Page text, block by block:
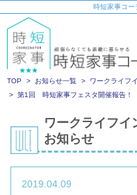
時短家事コー
TOP お知らせ一覧
ワークライフ
第1回 時短家事フェスタ開催報告！
ワークライフイ
お知らせ
2019.04.09